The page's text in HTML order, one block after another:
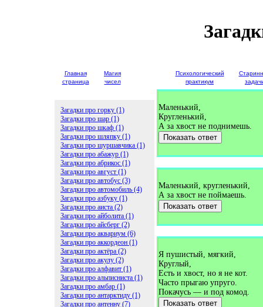
Главная
страница
Магия
чисел
Психологический
практикум
Загадки про горку (1)
Загадки про шар (1)
Загадки про шкаф (1)
Загадки про шляпку (1)
Загадки про шуршавчика (1)
Загадки про абажур (1)
Загадки про абрикос (1)
Загадки про август (1)
Загадки про автобус (3)
Загадки про автомобиль (4)
Загадки про азбуку (1)
Загадки про аиста (2)
Загадки про айболита (1)
Загадки про айсберг (2)
Загадки про аквариум (6)
Загадки про аккордеон (1)
Загадки про актёра (2)
Загадки про акулу (2)
Загадки про алфавит (1)
Загадки про альписниста (1)
Загадки про амбар (1)
Загадки про антарктиду (1)
Загадки про антенну (7)
Маленький,
Кругленький,
А за хвост не поднимешь.
Показать ответ
Маленький, кругленький,
А за хвост не поймаешь.
Показать ответ
Я пушистый, мягкий,
Круглый,
Есть и хвост, но я не кот.
Часто прыгаю упруго.
Покачусь — и под комод.
Показать ответ